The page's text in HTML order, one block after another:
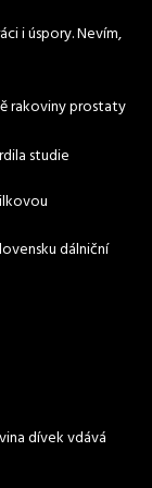
i úspory. Nevím,
rakoviny prostaty
studie
dálniční
dívek vdává